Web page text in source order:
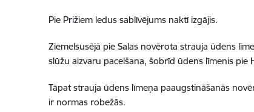
Pie Prižiem ledus sablīvējums naktī izgājis.
Ziemelsusējā pie Salas novērota strauja ūdens
slūžu aizvaru pacelšana, šobrīd ūdens līmenis pie
Tāpat strauja ūdens līmeņa paaugstināšanās
ir normas robežās.